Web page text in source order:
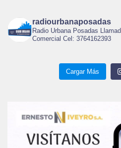
radiourbanaposadas
Radio Urbana Posadas
Comercial Cel: 3764162393
Cargar Más